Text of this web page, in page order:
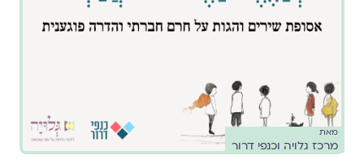
מאת
מרכז גלויה וכנפי דרור